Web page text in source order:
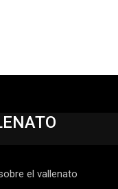
el vallenato